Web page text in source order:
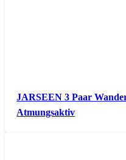
JARSEEN 3 Paar
Atmungsaktiv